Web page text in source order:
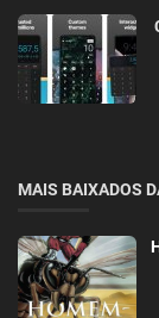
MAIS BAIXADOS